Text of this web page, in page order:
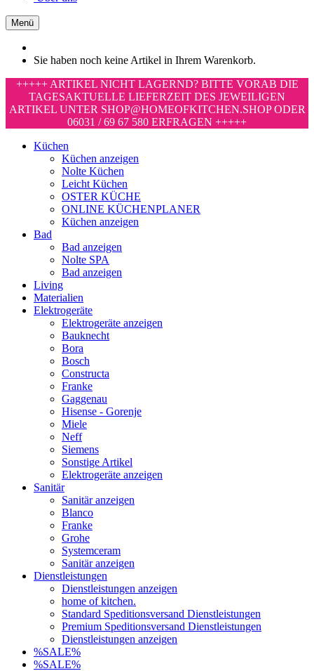
Menü
Sie haben noch keine Artikel in Ihrem Warenkorb.
+++++ ARTIKEL NICHT LAGERND? BITTE VORAB DIE
TAGESAKTUELLE LIEFERZEIT DES JEWEILIGEN
ARTIKEL UNTER SHOP@HOMEOFKITCHEN.SHOP ODER
06031 / 69 67 580 ERFRAGEN +++++
Küchen
Küchen anzeigen
Nolte Küchen
Leicht Küchen
OSTER KÜCHE
ONLINE KÜCHENPLANER
Küchen anzeigen
Bad
Bad anzeigen
Nolte SPA
Bad anzeigen
Living
Materialien
Elektrogeräte
Elektrogeräte anzeigen
Bauknecht
Bora
Bosch
Constructa
Franke
Gaggenau
Hisense - Gorenje
Miele
Neff
Siemens
Sonstige Artikel
Elektrogeräte anzeigen
Sanitär
Sanitär anzeigen
Blanco
Franke
Grohe
Systemceram
Sanitär anzeigen
Dienstleistungen
Dienstleistungen anzeigen
home of kitchen.
Standard Speditionsversand Dienstleistungen
Premium Speditionsversand Dienstleistungen
Dienstleistungen anzeigen
%SALE%
%SALE%